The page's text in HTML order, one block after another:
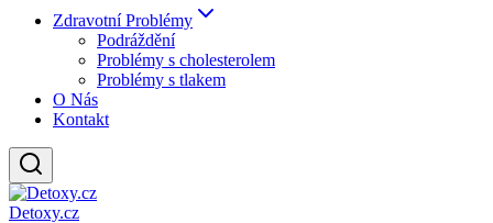
Zdravotní Problémy
Podráždění
Problémy s cholesterolem
Problémy s tlakem
O Nás
Kontakt
Detoxy.cz